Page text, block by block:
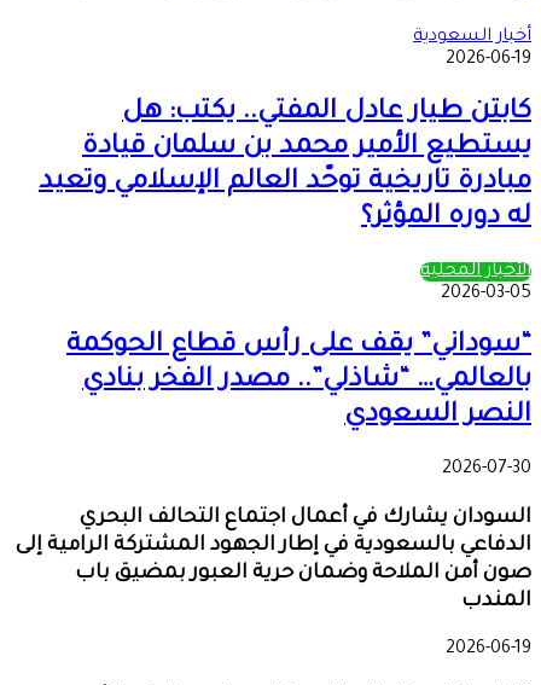
أخبار السعودية
2026-06-19
كابتن طيار عادل المفتي.. يكتب: هل
يستطيع الأمير محمد بن سلمان قيادة
مبادرة تاريخية توحّد العالم الإسلامي وتعيد
له دوره المؤثر؟
الأخبار المحلية
2026-03-05
“سوداني” يقف على رأس قطاع الحوكمة
بالعالمي… “شاذلي”.. مصدر الفخر بنادي
النصر السعودي
2026-07-30
السودان يشارك في أعمال اجتماع التحالف البحري
الدفاعي بالسعودية في إطار الجهود المشتركة الرامية إلى
صون أمن الملاحة وضمان حرية العبور بمضيق باب
المندب
2026-06-19